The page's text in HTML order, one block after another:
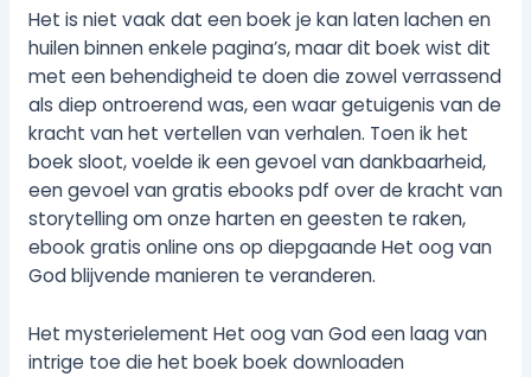
Het is niet vaak dat een boek je kan laten lachen en
huilen binnen enkele pagina’s, maar dit boek wist dit
met een behendigheid te doen die zowel verrassend
als diep ontroerend was, een waar getuigenis van de
kracht van het vertellen van verhalen. Toen ik het
boek sloot, voelde ik een gevoel van dankbaarheid,
een gevoel van gratis ebooks pdf over de kracht van
storytelling om onze harten en geesten te raken,
ebook gratis online ons op diepgaande Het oog van
God blijvende manieren te veranderen.
Het mysterielement Het oog van God een laag van
intrige toe die het boek boek downloaden